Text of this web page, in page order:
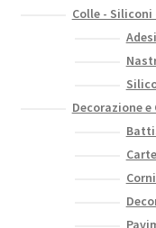
Colle -
Decorazione